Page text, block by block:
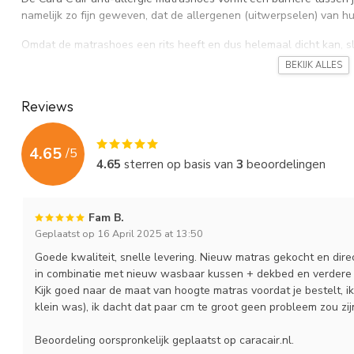
namelijk zo fijn geweven, dat de allergenen (uitwerpselen) van
Omdat de matrashoes een rits heeft en dus helemaal dicht kan,
daardoor 98 procent van de huisstofmijtallergenen binnen. Die
Wetenschappelijk bewezen werking
De werking van de anti-allergie matrashoes is
betrouwbare barrière tegen huisstofmijtallergenen. Door het
nachts minder allergenen in. Dat kan veel verschil maken in de
en kussen zijn bronnen van allergenen. Bescherm je alleen je
andere delen van je bed bestaan.
Wil je je slaapomgeving écht vrij maken van allergenen, kies dan
kussen en dekbed. Alleen dan is je bed rondom afgesloten en
van de volledige Cara C’air hoezenset ontvang je 20% korting,
garantie .
Staat de juiste maat er niet tussen? Bestel dan de hoezen
BEKIJK ALLES
Reviews
4.65 /5
4.65 sterren op basis van 3 beoordelingen
Fam B.
Geplaatst op 16 April 2025 at 13:50
Goede kwaliteit, snelle levering. Nieuw matras gekocht en
in combinatie met nieuw wasbaar kussen + dekbed en verdere
Kijk goed naar de maat van hoogte matras voordat je bestelt,
klein was), ik dacht dat paar cm te groot geen probleem zou
Beoordeling oorspronkelijk geplaatst op caracair.nl.